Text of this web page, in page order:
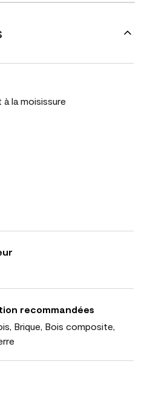
la moisissure
recommandées
Brique, Bois composite,